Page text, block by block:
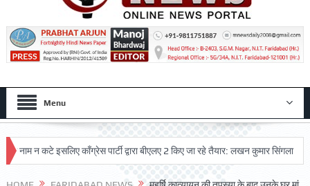
Menu
न कटे इसलिए काँग्रेस पार्टी द्वारा बीएलए 2 किए जा रहे तैयार: लखन कुमार सिंगला